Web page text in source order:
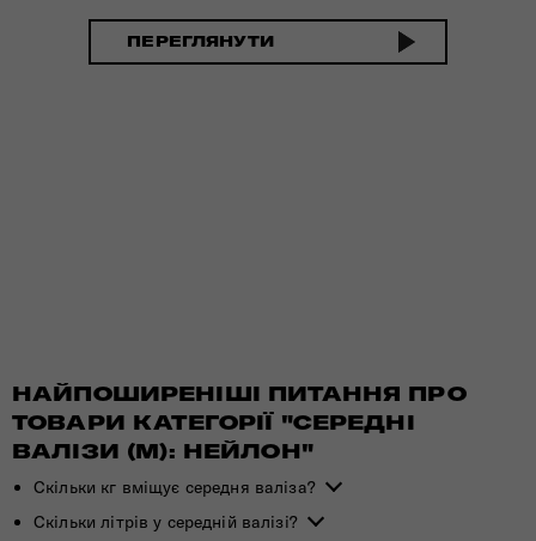
ПЕРЕГЛЯНУТИ
НАЙПОШИРЕНІШІ ПИТАННЯ ПРО
ТОВАРИ КАТЕГОРІЇ "СЕРЕДНІ
ВАЛІЗИ (M): НЕЙЛОН"
Скільки кг вміщує середня валіза?
Скільки літрів у середній валізі?